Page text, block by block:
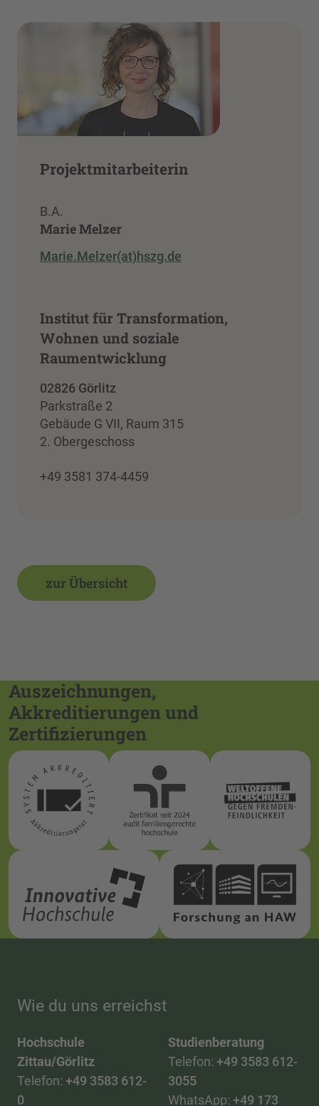
Projektmitarbeiterin
B.A.
Marie Melzer
Marie.Melzer(at)hszg.de
Institut für Transformation,
Wohnen und soziale
Raumentwicklung
02826 Görlitz
Parkstraße 2
Gebäude G VII, Raum 315
2. Obergeschoss
+49 3581 374-4459
zur Übersicht
Auszeichnungen,
Akkreditierungen und
Zertifizierungen
Wie du uns erreichst
Hochschule
Zittau/Görlitz
Telefon: +49 3583 612-
0
Studienberatung
Telefon: +49 3583 612-
3055
WhatsApp: +49 173